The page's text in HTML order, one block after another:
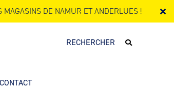
MAGASINS DE NAMUR ET ANDERLUES !
CONTACT